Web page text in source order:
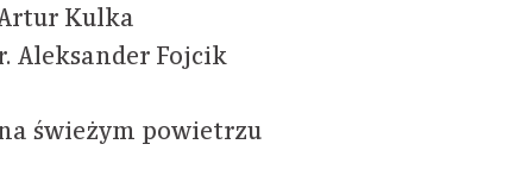
Kulka
Aleksander Fojcik
świeżym powietrzu